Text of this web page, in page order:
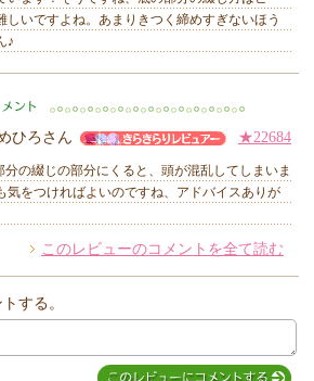
ント
しいですよね。あまりきつく締めすぎないほう
♪
ント
ひろさん ★22684
の綴じの部分にくると、頭が混乱してしまいま
気をつければよいのですね、アドバイスありが
このレビューのコメントを全て読む
する。